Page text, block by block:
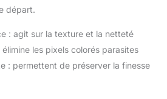
départ.
: agit sur la texture et la netteté
les pixels colorés parasites
: permettent de préserver la finesse